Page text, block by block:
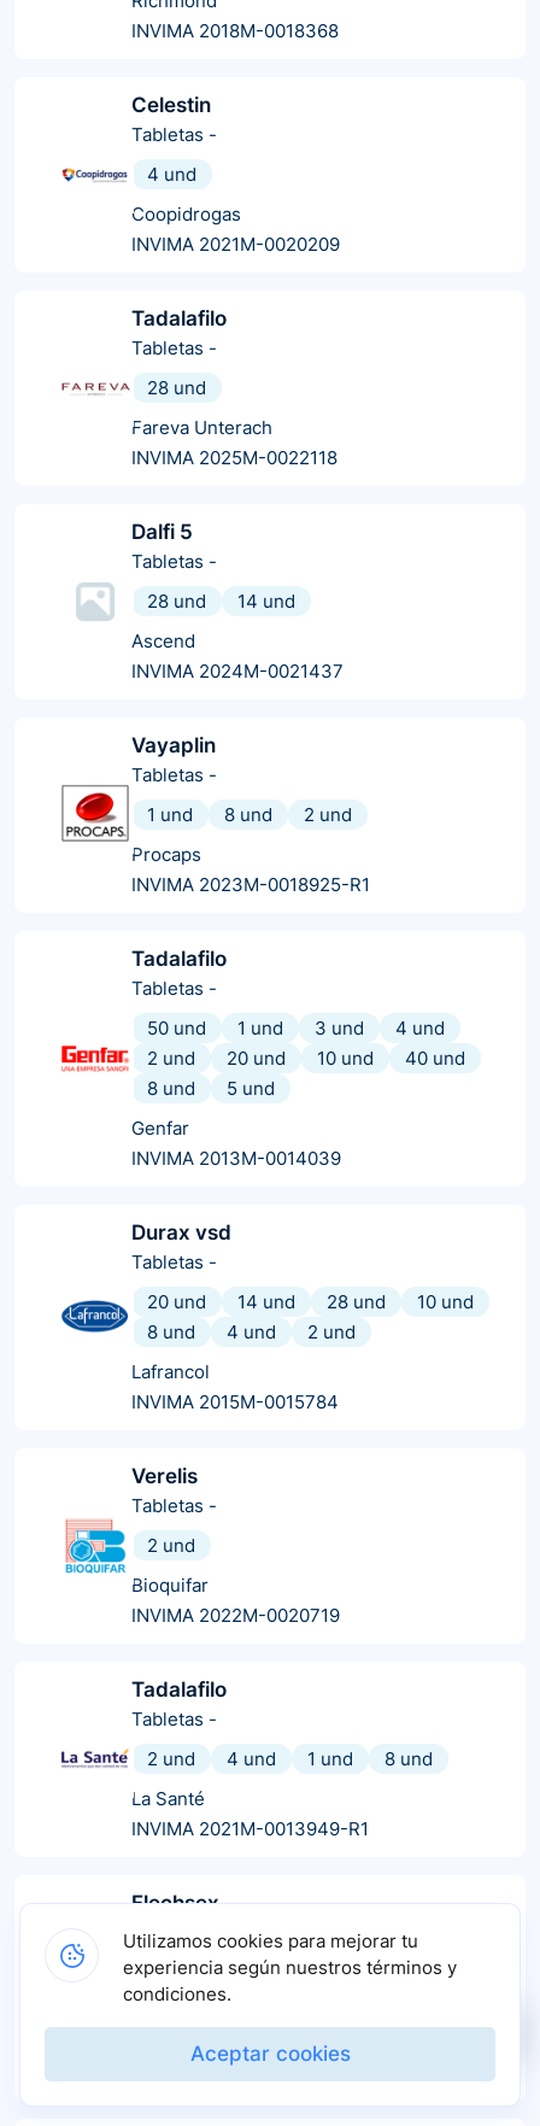
INVIMA 2018M-0018368
Celestin
Tabletas -
4 und
Coopidrogas
INVIMA 2021M-0020209
Tadalafilo
Tabletas -
28 und
Fareva Unterach
INVIMA 2025M-0022118
Dalfi 5
Tabletas -
28 und
14 und
Ascend
INVIMA 2024M-0021437
Vayaplin
Tabletas -
1 und
8 und
2 und
Procaps
INVIMA 2023M-0018925-R1
Tadalafilo
Tabletas -
50 und
1 und 3 und
4 und
2 und
20 und 10 und
40 und
8 und
5 und
Genfar
INVIMA 2013M-0014039
Durax vsd
Tabletas -
20 und
14 und 28 und
10 und
8 und
4 und
2 und
Lafrancol
INVIMA 2015M-0015784
Verelis
Tabletas -
2 und
Bioquifar
INVIMA 2022M-0020719
Tadalafilo
Tabletas -
2 und
4 und 1 und
8 und
La Santé
INVIMA 2021M-0013949-R1
Flechsex
Tabletas -
20 und
1 und 4 und
2 und
10 und
INVIMA 2016M-0017325
Utilizamos cookies para mejorar tu
experiencia según nuestros términos y
condiciones.
Aceptar cookies